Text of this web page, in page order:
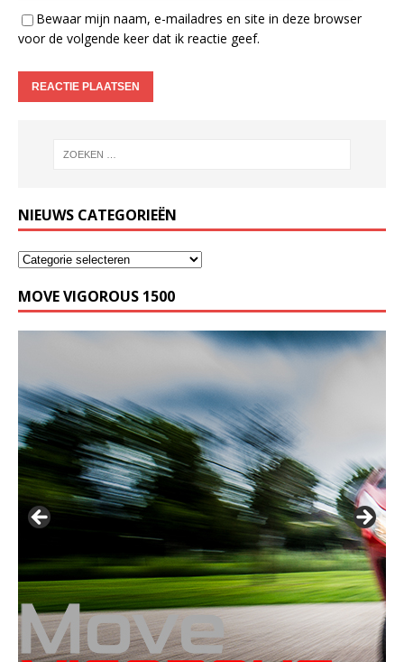
Bewaar mijn naam, e-mailadres en site in deze browser
voor de volgende keer dat ik reactie geef.
NIEUWS CATEGORIEËN
MOVE VIGOROUS 1500